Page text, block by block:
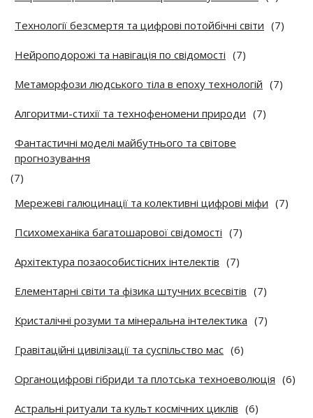
Технології безсмертя та цифрові потойбічні світи (7)
Нейроподорожі та навігація по свідомості (7)
Метаморфози людського тіла в епоху технологій (7)
Алгоритми-стихії та технофеномени природи (7)
Фантастичні моделі майбутнього та світове
прогнозування
(7)
Мережеві галюцинації та колективні цифрові міфи (7)
Психомеханіка багатошарової свідомості (7)
Архітектура позаособистісних інтелектів (7)
Елементарні світи та фізика штучних всесвітів (7)
Кристалічні розуми та мінеральна інтелектика (7)
Гравітаційні цивілізації та суспільство мас (6)
Органоцифрові гібриди та плотська техноеволюція (6)
Астральні ритуали та культ космічних циклів (6)